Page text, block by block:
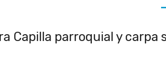
Capilla parroquial y